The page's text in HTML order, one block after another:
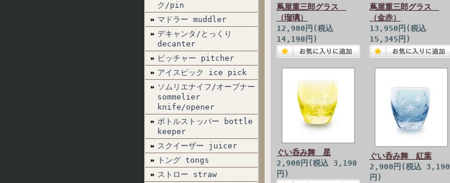
ク/pin
マドラー muddler
デキャンタ/とっくり
decanter
ピッチャー pitcher
アイスピック ice pick
ソムリエナイフ/オープナー
sommelier
knife/opener
ボトルストッパー bottle
keeper
スクイーザー juicer
トング tongs
ストロー straw
蔦屋重三郎グラス
（瑠璃）
12,900円(税込
14,190円)
蔦屋重三郎グラス
（金赤）
13,950円(税込
15,345円)
ぐい呑み舞 星
2,900円(税込 3,190
円)
ぐい呑み舞 紅葉
2,900円(税込 3,190
円)